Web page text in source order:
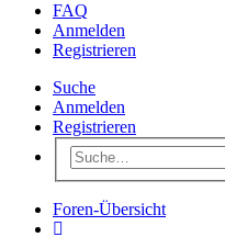
FAQ
Anmelden
Registrieren
Suche
Anmelden
Registrieren
Foren-Übersicht